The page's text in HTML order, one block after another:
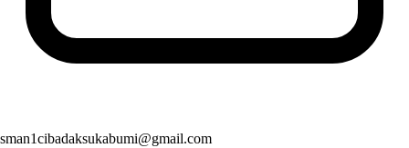
sman1cibadaksukabumi@gmail.com